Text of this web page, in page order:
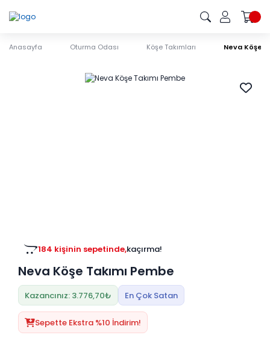
Anasayfa Oturma Odası Köşe Takımları Neva Köşe
184 kişinin sepetinde,kaçırma!
Neva Köşe Takımı Pembe
Kazancınız: 3.776,70₺ En Çok Satan
Sepette Ekstra %10 İndirim!